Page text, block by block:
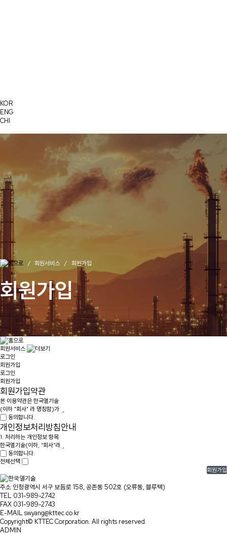
KOR
ENG
CHI
회원서비스 회원가입
회원가입
회원서비스
로그인
회원가입
로그인
회원가입
회원가입약관
동의합니다.
개인정보처리방침안내
동의합니다.
전체선택
주소 인청광역시 서구 보듬로 158, 공존동 502호 (오류동, 블루텍)
TEL 031-989-2742
FAX 031-989-2743
E-MAILswyang@kttec.co.kr
Copyright© KTTEC Corporation. All rights reserved.
ADMIN